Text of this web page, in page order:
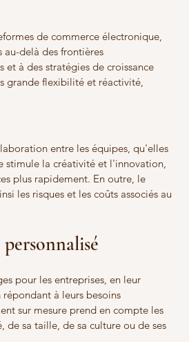
de commerce électronique,
au-delà des frontières
à des stratégies de croissance
grande flexibilité et réactivité,
entre les équipes, qu'elles
stimule la créativité et l'innovation,
plus rapidement. En outre, le
les risques et les coûts associés au
pour les entreprises, en leur
à leurs besoins
sur mesure prend en compte les
de sa taille, de sa culture ou de ses